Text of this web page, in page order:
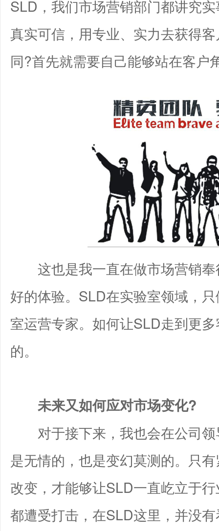
SLD，我们市场营销部门都讲究
真实可信，用专业、实力去获得
同?首先就需要自己能够站在客户
这也是我一直在做市场营销奉
好的体验。SLD在实验室领域，
室运营专家。如何让SLD走到更
的。
未来又如何应对市场变化?
对于接下来，我也会在公司领
是无情的，也是变幻莫测的。只
改变，才能够让SLD一直屹立于
都遭受打击，在SLD这里，并没